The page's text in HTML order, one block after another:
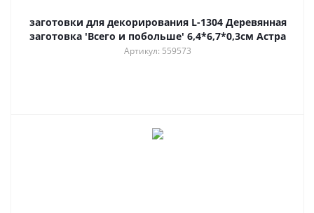
заготовки для декорирования L-1304 Деревянная
заготовка 'Всего и побольше' 6,4*6,7*0,3см Астра
Артикул: 559573